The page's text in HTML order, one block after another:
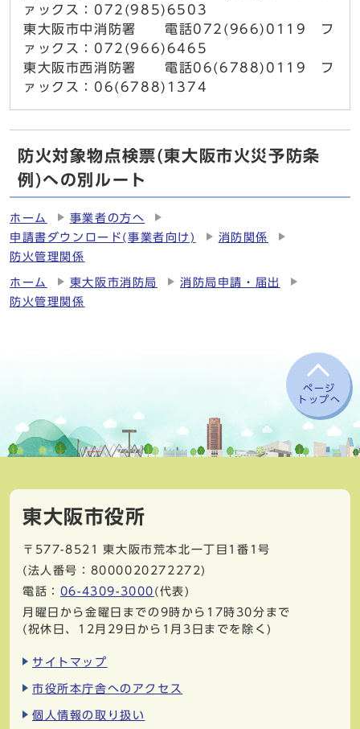
ァックス：072(985)6503
東大阪市中消防署 電話072(966)0119 フ
ァックス：072(966)6465
東大阪市西消防署 電話06(6788)0119 フ
ァックス：06(6788)1374
防火対象物点検票(東大阪市火災予防条
例)への別ルート
ホーム
事業者の方へ
申請書ダウンロード(事業者向け)
消防関係
防火管理関係
ホーム 東大阪市消防局
消防局申請・届出
防火管理関係
ページ
トップへ
東大阪市役所
〒577-8521
東大阪市荒本北一丁目1番1号
(法人番号：8000020272272)
電話： 06-4309-3000 (代表)
月曜日から金曜日までの9時から17時30分まで
(祝休日、12月29日から1月3日までを除く)
サイトマップ
市役所本庁舎へのアクセス
個人情報の取り扱い